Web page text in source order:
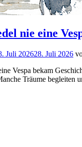
nie eine
Juli 202628. Juli 2026
Vespa bekam
Träume begleiten